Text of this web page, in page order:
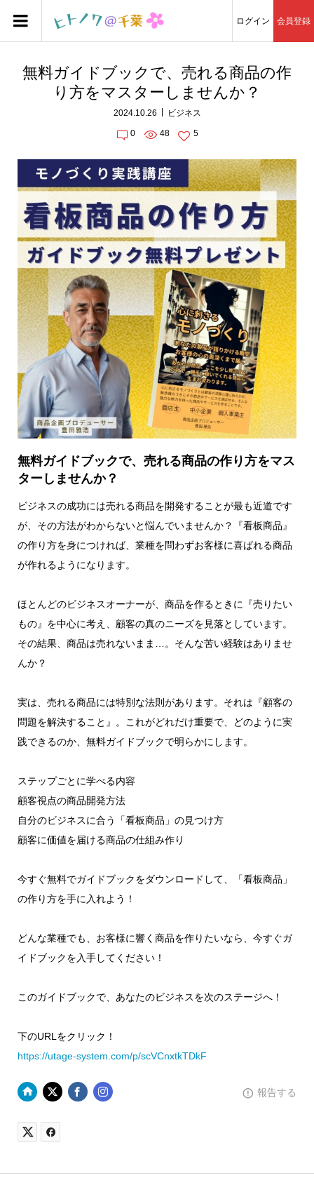
ログイン 会員登録
無料ガイドブックで、売れる商品の作
り方をマスターしませんか？
2024.10.26 ビジネス
0 48 5
無料ガイドブックで、売れる商品の作り方をマス
ターしませんか？
ビジネスの成功には売れる商品を開発することが最も近道です
が、その方法がわからないと悩んでいませんか？『看板商品』
の作り方を身につければ、業種を問わずお客様に喜ばれる商品
が作れるようになります。
ほとんどのビジネスオーナーが、商品を作るときに『売りたい
もの』を中心に考え、顧客の真のニーズを見落としています。
その結果、商品は売れないまま…。そんな苦い経験はありませ
んか？
実は、売れる商品には特別な法則があります。それは『顧客の
問題を解決すること』。これがどれだけ重要で、どのように実
践できるのか、無料ガイドブックで明らかにします。
ステップごとに学べる内容
顧客視点の商品開発方法
自分のビジネスに合う「看板商品」の見つけ方
顧客に価値を届ける商品の仕組み作り
今すぐ無料でガイドブックをダウンロードして、「看板商品」
の作り方を手に入れよう！
どんな業種でも、お客様に響く商品を作りたいなら、今すぐガ
イドブックを入手してください！
このガイドブックで、あなたのビジネスを次のステージへ！
下のURLをクリック！
https://utage-system.com/p/scVCnxtkTDkF
報告する